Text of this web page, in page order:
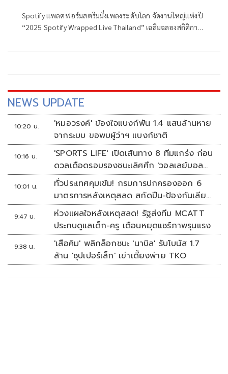
Spotify แพลตฟอร์มสตรีมมิ่งเพลงระดับโลก จัดงานใหญ่แห่งปี
“2025 Spotify Wrapped Live Thailand” เฉลิมฉลองสถิติการ
NEWS UPDATE
10:20 น.
'หมอวรงค์' ข้องใจแบงก์พัน 1.4 แสนล้านหาย
จากระบบ ขอพบผู้ว่าฯ แบงก์ชาติ
10:16 น.
'SPORTS LIFE' เปิดเส้นทาง 8 ทีมแกร่ง ก่อน
ดวลเดือดรอบรองชนะเลิศศึก 'วอลเลย์บอล
นักเรียน แชมป์กีฬา 7HD 2026'
10:01 น.
ทั่วประเทศคุมเข้ม! กรมการปกครองออก 6
มาตรการหลังเหตุสลด สกัดปืน-ป้องกันเลียน
แบบ
9:47 น.
ห่วงแผลใจหลังเหตุสลด! รัฐส่งทีม MCATT
ประกบดูแลเด็ก-ครู เตือนหยุดแชร์ภาพรุนแรง
9:38 น.
'เสือคิม' พลิกล็อกชนะ 'นาบิล' รับโบนัส 1.7
ล้าน 'ซุปเปอร์เล็ก' เข่าเดี้ยงพ่าย TKO